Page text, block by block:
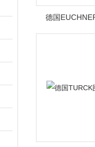
德国